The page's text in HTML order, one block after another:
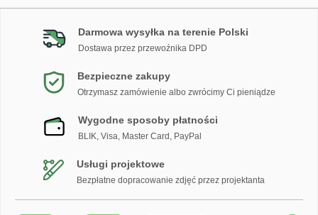
Darmowa wysyłka na terenie Polski
Dostawa przez przewoźnika DPD
Bezpieczne zakupy
Otrzymasz zamówienie albo zwrócimy Ci pieniądze
Wygodne sposoby płatności
BLIK, Visa, Master Card, PayPal
Usługi projektowe
Bezpłatne dopracowanie zdjęć przez projektanta